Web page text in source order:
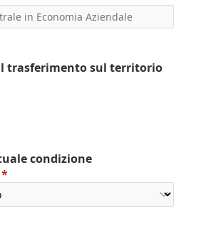
trasferimento sul territorio
condizione